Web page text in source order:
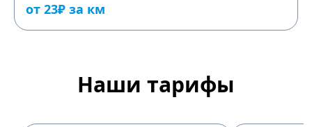
от 23₽ за км
Наши тарифы